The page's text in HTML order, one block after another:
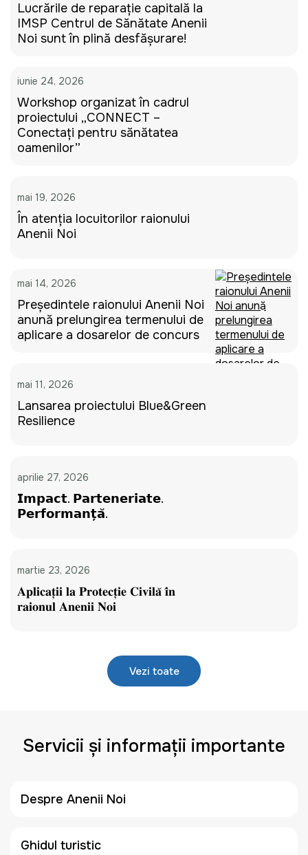
Lucrările de reparație capitală la
IMSP Centrul de Sănătate Anenii
Noi sunt în plină desfășurare!
iunie 24, 2026
Workshop organizat în cadrul
proiectului „CONNECT –
Conectați pentru sănătatea
oamenilor”
mai 19, 2026
În atenția locuitorilor raionului
Anenii Noi
mai 14, 2026
Președintele raionului Anenii Noi
anunță prelungirea termenului de
aplicare a dosarelor de concurs
mai 11, 2026
Lansarea proiectului Blue&Green
Resilience
aprilie 27, 2026
𝗜𝗺𝗽𝗮𝗰𝘁. 𝗣𝗮𝗿𝘁𝗲𝗻𝗲𝗿𝗶𝗮𝘁𝗲.
𝗣𝗲𝗿𝗳𝗼𝗿𝗺𝗮𝗻𝘁̦𝗮̆.
martie 23, 2026
𝐀𝐩𝐥𝐢𝐜𝐚𝐭̦𝐢𝐢 𝐥𝐚 𝐏𝐫𝐨𝐭𝐞𝐜𝐭̦𝐢𝐞 𝐂𝐢𝐯𝐢𝐥𝐚̆ 𝐢̂𝐧
𝐫𝐚𝐢𝐨𝐧𝐮𝐥 𝐀𝐧𝐞𝐧𝐢𝐢 𝐍𝐨𝐢
Vezi toate
Servicii și informații importante
Despre Anenii Noi
Ghidul turistic